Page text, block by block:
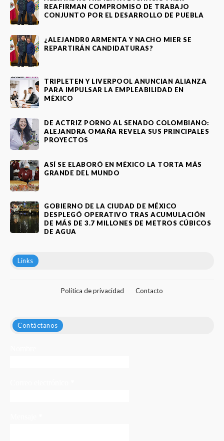
REAFIRMAN COMPROMISO DE TRABAJO
CONJUNTO POR EL DESARROLLO DE PUEBLA
¿ALEJANDR0 ARMENTA Y NACHO MIER SE
REPARTIRÁN CANDIDATURAS?
TRIPLETEN Y LIVERPOOL ANUNCIAN ALIANZA
PARA IMPULSAR LA EMPLEABILIDAD EN
MÉXICO
DE ACTRIZ PORNO AL SENADO COLOMBIANO:
ALEJANDRA OMAÑA REVELA SUS PRINCIPALES
PROYECTOS
ASÍ SE ELABORÓ EN MÉXICO LA TORTA MÁS
GRANDE DEL MUNDO
GOBIERNO DE LA CIUDAD DE MÉXICO
DESPLEGÓ OPERATIVO TRAS ACUMULACIÓN
DE MÁS DE 3.7 MILLONES DE METROS CÚBICOS
DE AGUA
Links
Política de privacidad Contacto
Contáctanos